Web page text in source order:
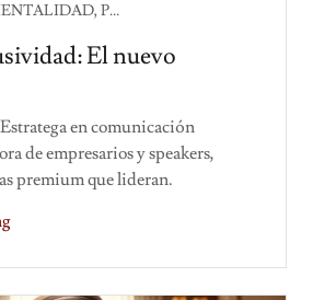
MENTALIDAD, PRODUCTIVIDAD
El nuevo
en comunicación
de empresarios y speakers,
premium que lideran.